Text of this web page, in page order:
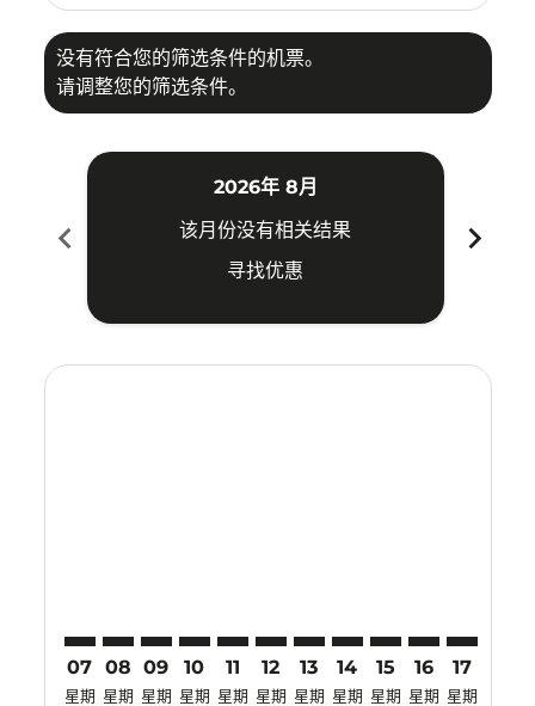
没有符合您的筛选条件的机票。
请调整您的筛选条件。
chevron_left
2026年 8月
该月份没有相关结果
寻找优惠
chevron_right
07
星期
08
星期
09
星期
10
星期
11
星期
12
星期
13
星期
14
星期
15
星期
16
星期
17
星期